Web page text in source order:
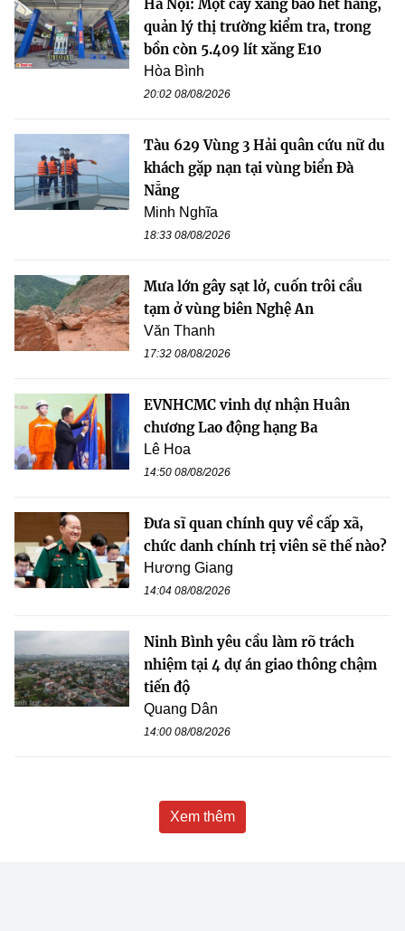
Hà Nội: Một cây xăng báo hết hàng,
quản lý thị trường kiểm tra, trong
bồn còn 5.409 lít xăng E10
Hòa Bình
20:02 08/08/2026
Tàu 629 Vùng 3 Hải quân cứu nữ du
khách gặp nạn tại vùng biển Đà
Nẵng
Minh Nghĩa
18:33 08/08/2026
Mưa lớn gây sạt lở, cuốn trôi cầu
tạm ở vùng biên Nghệ An
Văn Thanh
17:32 08/08/2026
EVNHCMC vinh dự nhận Huân
chương Lao động hạng Ba
Lê Hoa
14:50 08/08/2026
Đưa sĩ quan chính quy về cấp xã,
chức danh chính trị viên sẽ thế nào?
Hương Giang
14:04 08/08/2026
Ninh Bình yêu cầu làm rõ trách
nhiệm tại 4 dự án giao thông chậm
tiến độ
Quang Dân
14:00 08/08/2026
Xem thêm